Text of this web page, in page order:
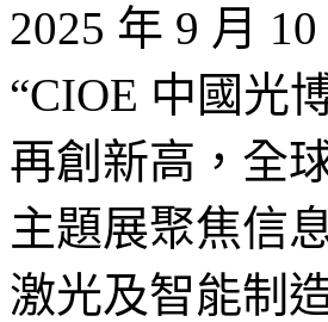
2025 年 9 月
“CIOE 中國光
再創新高，全
主題展聚焦信
激光及智能制